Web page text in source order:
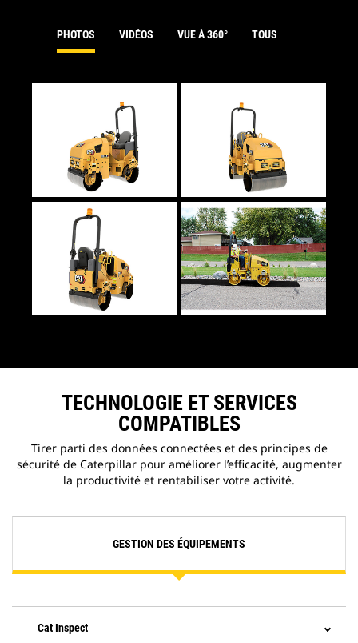
PHOTOS VIDÉOS VUE À 360° TOUS
TECHNOLOGIE ET SERVICES
COMPATIBLES
Tirer parti des données connectées et des principes de
sécurité de Caterpillar pour améliorer l’efficacité, augmenter
la productivité et rentabiliser votre activité.
GESTION DES ÉQUIPEMENTS
Cat Inspect